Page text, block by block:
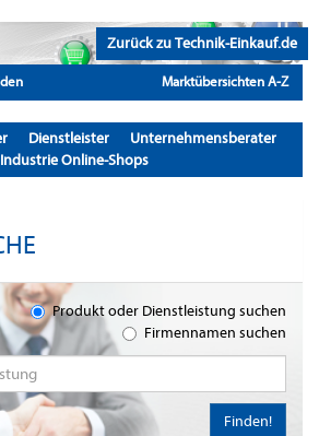
Zurück zu Technik-Einkauf.de
Marktübersichten A-Z
Dienstleister
Unternehmensberater
Industrie Online-Shops
Produkt oder Dienstleistung suchen
Firmennamen suchen
Finden!